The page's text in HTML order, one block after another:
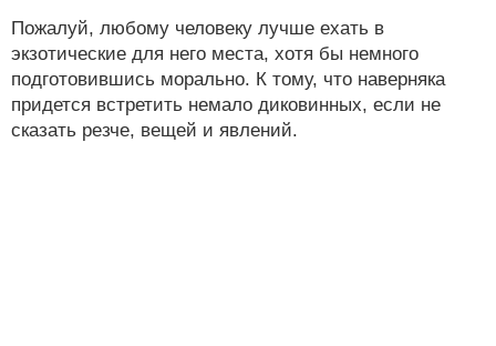
Пожалуй, любому человеку лучше ехать в
экзотические для него места, хотя бы немного
подготовившись морально. К тому, что наверняка
придется встретить немало диковинных, если не
сказать резче, вещей и явлений.